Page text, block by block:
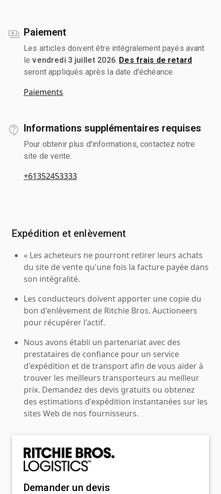
Paiement
Les articles doivent être intégralement payés avant
levendredi 3 juillet 2026. Des frais de retard
seront appliqués après la date d'échéance.
Paiements
Informations supplémentaires requises
Pour obtenir plus d'informations, contactez notre
site de vente.
+61352453333
Expédition et enlèvement
« Les acheteurs ne pourront retirer leurs achats
du site de vente qu'une fois la facture payée dans
son intégralité.
Les conducteurs doivent apporter une copie du
bon d'enlèvement de Ritchie Bros. Auctioneers
pour récupérer l'actif.
Nous avons établi un partenariat avec des
prestataires de confiance pour un service
d'expédition et de transport afin de vous aider à
trouver les meilleurs transporteurs au meilleur
prix. Demandez des devis gratuits ou obtenez
des estimations d'expédition instantanées sur les
sites Web de nos fournisseurs.
Demander un devis